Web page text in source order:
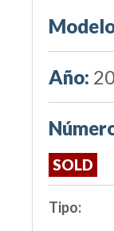
Año:
SOLD
Tipo: